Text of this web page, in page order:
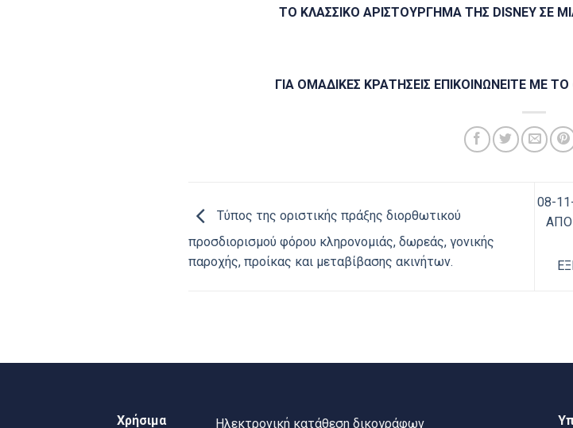
ΤΟ ΚΛΑΣΣΙΚΟ ΑΡΙΣΤΟΥΡΓΗΜΑ ΤΗΣ DISNEY ΣΕ
ΓΙΑ ΟΜΑΔΙΚΕΣ ΚΡΑΤΗΣΕΙΣ ΕΠΙΚΟΙΝΩΝΕΙΤΕ ΜΕ ΤΟ
Τύπος της οριστικής πράξης διορθωτικού
προσδιορισμού φόρου κληρονομιάς, δωρεάς, γονικής
παροχής, προίκας και μεταβίβασης ακινήτων.
08-
ΑΠΟ
Χρήσιμα Ηλεκτρονική κατάθεση δικογράφων